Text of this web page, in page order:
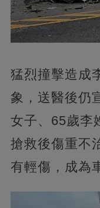
猛烈撞擊造成
象，送醫後仍
女子、65歲李
搶救後傷重不
有輕傷，成為